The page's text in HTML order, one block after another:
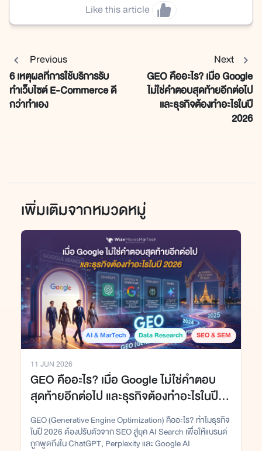
Like this article
Previous
6 เหตุผลที่การใช้บริการรับ
ทำเว็บไซต์ E-Commerce ดี
กว่าทำเอง
Next
GEO คืออะไร? เมื่อ Google
ไม่ใช่คำตอบสุดท้ายอีกต่อไป
และธุรกิจต้องทำอะไรในปี
2026
เพิ่มเติมจากหมวดหมู่
AI & MarTech Data Research SEO & SEM
11 JUN 2026
GEO คืออะไร? เมื่อ Google ไม่ใช่คำตอบ
สุดท้ายอีกต่อไป และธุรกิจต้องทำอะไรในปี
2026
GEO (Generative Engine Optimization) คืออะไร? ทำไมธุรกิจ
ในปี 2026 ต้องปรับตัวจาก SEO สู่ยุค AI Search เพื่อให้แบรนด์
ถูกพูดถึงใน ChatGPT, Perplexity และ Google AI